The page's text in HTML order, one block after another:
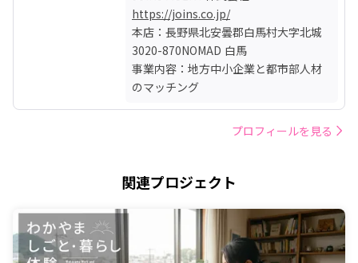
https://joins.co.jp/
本店：長野県北安曇郡白馬村大字北城
3020-870NOMAD 白馬
事業内容：地方中小企業と都市部人材
のマッチング
プロフィールを見る
関連プロジェクト